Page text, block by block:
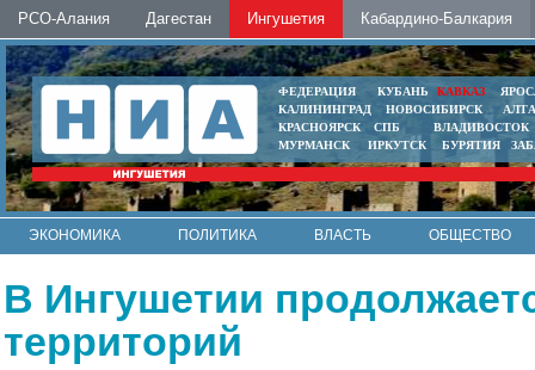
РСО-Алания Дагестан Ингушетия Кабардино-Балкария
ФЕДЕРАЦИЯ КУБАНЬ КАВКАЗ
КАЛИНИНГРАД
НОВОСИБИРСК
КРАСНОЯРСК
СПБ
ВЛАДИВОСТОК
МУРМАНСК
ИРКУТСК БУРЯТИЯ
ЭКОНОМИКА ПОЛИТИКА ВЛАСТЬ
ОБЩЕСТВО
В Ингушетии
территорий